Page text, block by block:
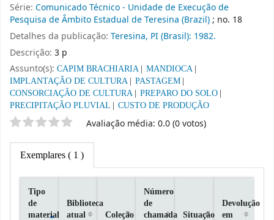
Série: Comunicado Técnico - Unidade de Execução de
Pesquisa de Âmbito Estadual de Teresina (Brazil); no. 18
Detalhes da publicação: Teresina, PI (Brasil): 1982.
Descrição: 3 p
Assunto(s): CAPIM BRACHIARIA
MANDIOCA
IMPLANTAÇÃO DE CULTURA
PASTAGEM
CONSORCIAÇÃO DE CULTURA
PREPARO DO SOLO
PRECIPITAÇÃO PLUVIAL
CUSTO DE PRODUÇÃO
Classificação por estrelasAvaliação média: 0.0 (0 votos)
Exemplares ( 1 )
Tipo
de
material
Biblioteca
atual
Coleção
Número
de
chamada Situação
Devolução
em